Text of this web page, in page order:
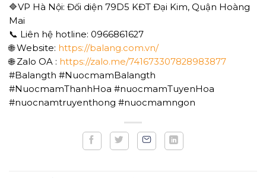
🔷VP Hà Nội: Đối diện 79D5 KĐT Đại Kim, Quận Hoàng
Mai
📞 Liên hệ hotline: 0966861627
🌐 Website: https://balang.com.vn/
🌐 Zalo OA : https://zalo.me/741673307828983877
#Balangth #NuocmamBalangth
#NuocmamThanhHoa #nuocmamTuyenHoa
#nuocnamtruyenthong #nuocmamngon